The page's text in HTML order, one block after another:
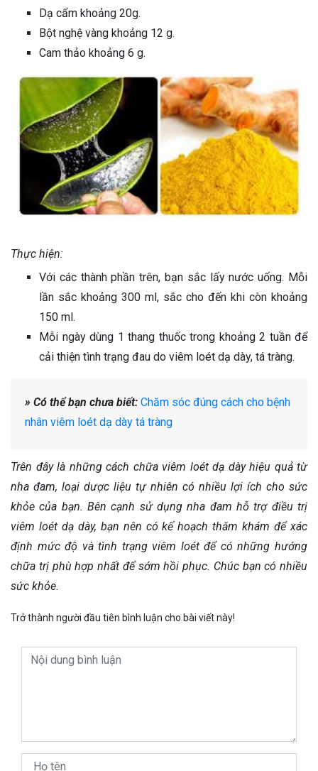
Dạ cẩm khoảng 20g.
Bột nghệ vàng khoảng 12 g.
Cam thảo khoảng 6 g.
Thực hiện:
Với các thành phần trên, bạn sắc lấy nước uống. Mỗi
lần sắc khoảng 300 ml, sắc cho đến khi còn khoảng
150 ml.
Mỗi ngày dùng 1 thang thuốc trong khoảng 2 tuần để
cải thiện tình trạng đau do viêm loét dạ dày, tá tràng.
» Có thể bạn chưa biết: Chăm sóc đúng cách cho bệnh
nhân viêm loét dạ dày tá tràng
Trên đây là những cách chữa viêm loét dạ dày hiệu quả từ
nha đam, loại dược liệu tự nhiên có nhiều lợi ích cho sức
khỏe của bạn. Bên cạnh sử dụng nha đam hỗ trợ điều trị
viêm loét dạ dày, bạn nên có kế hoạch thăm khám để xác
định mức độ và tình trạng viêm loét để có những hướng
chữa trị phù hợp nhất để sớm hồi phục. Chúc bạn có nhiều
sức khỏe.
Trở thành người đầu tiên bình luận cho bài viết này!